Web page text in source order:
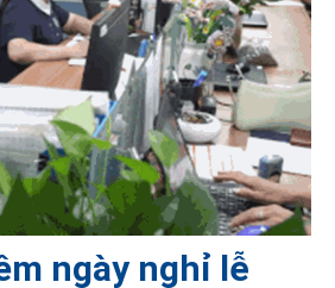
ngày nghỉ lễ